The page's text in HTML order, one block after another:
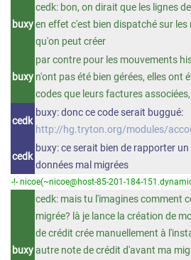
buxy
cedk: bon, on dirait que les lignes
en effet c'est bien dispatché sur
qu'on peut créer
buxy
par contre pour les mouvements
n'ont pas été bien gérées, elles ont
codes que leurs factures
cedk
buxy: donc ce code serait buggué:
http://hg.tryton.org/modules/
cedk
buxy: ce serait bien de rapporter
données mal migrées
-!- nicoe(~nicoe@host-85-201-184-
buxy
cedk: mais tu l'imagines comment
migrée? là je lance la création de
de crédit crée manuellement à
autre note de crédit d'avant ma